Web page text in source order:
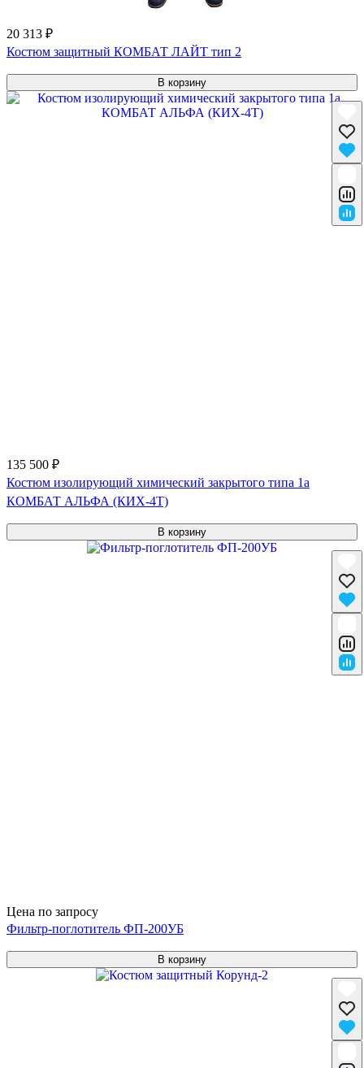
20 313 ₽
Костюм защитный КОМБАТ ЛАЙТ тип 2
В корзину
135 500 ₽
Костюм изолирующий химический закрытого типа 1a
КОМБАТ АЛЬФА (КИХ-4Т)
В корзину
Цена по запросу
Фильтр-поглотитель ФП-200УБ
В корзину